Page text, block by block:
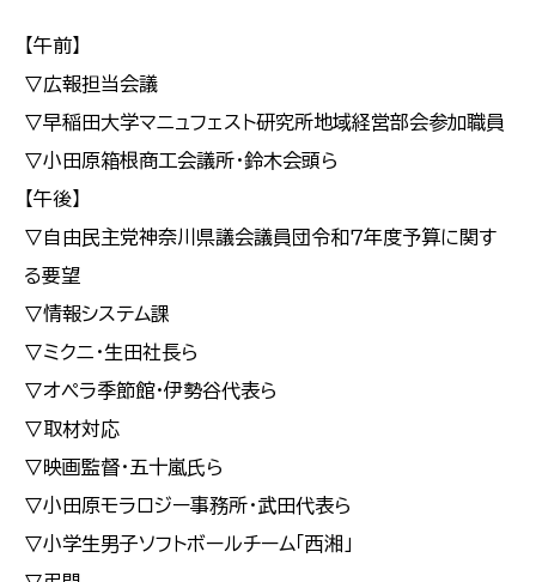
【午前】
▽広報担当会議
▽早稲田大学マニュフェスト研究所地域経営部会参加職員
▽小田原箱根商工会議所・鈴木会頭ら
【午後】
▽自由民主党神奈川県議会議員団令和７年度予算に関す
る要望
▽情報システム課
▽ミクニ・生田社長ら
▽オペラ季節館・伊勢谷代表ら
▽取材対応
▽映画監督・五十嵐氏ら
▽小田原モラロジー事務所・武田代表ら
▽小学生男子ソフトボールチーム「西湘」